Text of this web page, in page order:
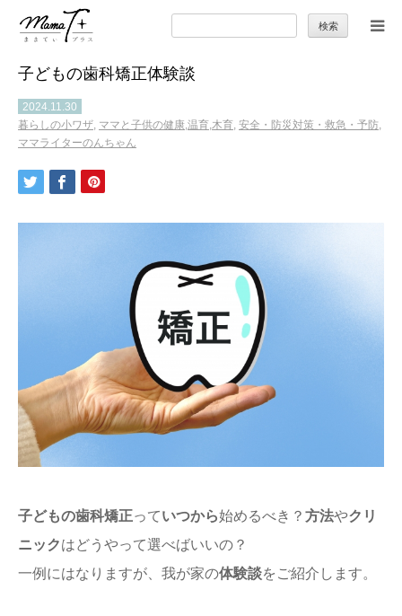
索:
子どもの歯科矯正体験談
2024.11.30
暮らしの小ワザ, ママと子供の健康,温育,木育, 安全・防災対策・救急・予防,
ママライターのんちゃん
子どもの歯科矯正っていつから始めるべき？ 方法やクリ
ニックはどうやって選べばいいの？
一例にはなりますが、我が家の体験談をご紹介します。
トップ
ママのカラダとココロ
セカンドキャリア
季節の行事やお出かけ
特集
ままてぃ編集部